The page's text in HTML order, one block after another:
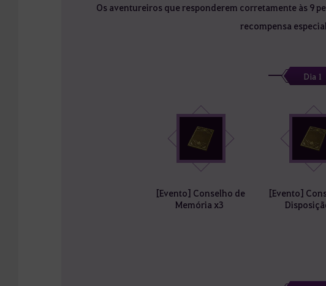
Os aventureiros que responderem corretamente às 9
recompensa
Dia 1
[Evento] Conselho de
Memória x3
[Evento]